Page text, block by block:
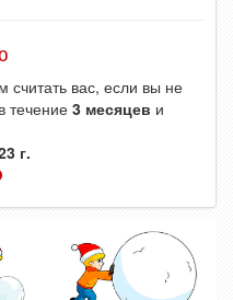
вас, если вы не
в течение 3 месяцев и
г.